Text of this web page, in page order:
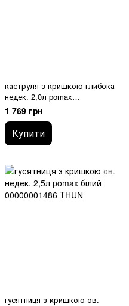
каструля з кришкою глибока
недек. 2,0л pomax
00000003285 THUN
1 769 грн
Купити
гусятниця з кришкою ов.